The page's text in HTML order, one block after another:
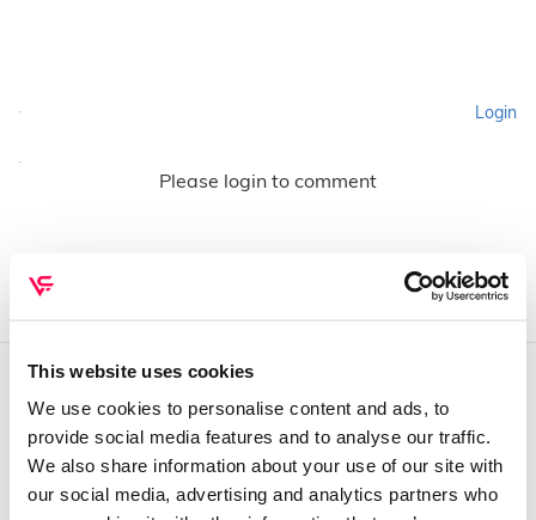
This website uses cookies
We use cookies to personalise content and ads, to
provide social media features and to analyse our traffic.
We also share information about your use of our site with
our social media, advertising and analytics partners who
Login
Please login to comment
QUEM SOMOS
Sobre mim
Contactos